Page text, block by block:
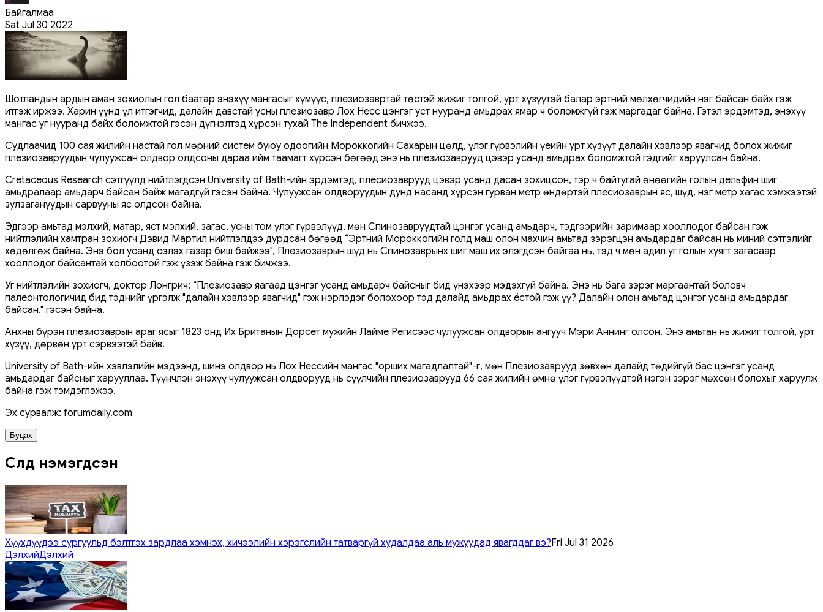
Байгалмаа
Sat Jul 30 2022
Шотландын ардын аман зохиолын гол баатар энэхүү мангасыг хүмүүс, плезиозавртай төстэй жижиг толгой, урт хүзүүтэй балар эртний мөлхөгчидийн нэг байсан байх гэж
итгэж иржээ. Харин үүнд үл итгэгчид, далайн давстай усны плезиозавр Лох Несс цэнгэг уст нууранд амьдрах ямар ч боломжгүй гэж маргадаг байна. Гэтэл эрдэмтэд, энэхүү
мангас уг нууранд байх боломжтой гэсэн дүгнэлтэд хүрсэн тухай The Independent бичжээ.
Судлаачид 100 сая жилийн настай гол мөрний систем буюу одоогийн Мороккогийн Сахарын цөлд, үлэг гүрвэлийн үеийн урт хүзүүт далайн хэвлээр явагчид болох жижиг
плезиозавруудын чулуужсан олдвор олдсоны дараа ийм таамагт хүрсэн бөгөөд энэ нь плезиозаврууд цэвэр усанд амьдрах боломжтой гэдгийг харуулсан байна.
Cretaceous Research сэтгүүлд нийтлэгдсэн University of Bath-ийн эрдэмтэд, плесиозаврууд цэвэр усанд дасан зохицсон, тэр ч байтугай өнөөгийн голын дельфин шиг
амьдралаар амьдарч байсан байж магадгүй гэсэн байна. Чулуужсан олдворуудын дунд насанд хүрсэн гурван метр өндөртэй плесиозаврын яс, шүд, нэг метр хагас хэмжээтэй
зулзагануудын сарвууны яс олдсон байна.
Эдгээр амьтад мэлхий, матар, яст мэлхий, загас, усны том үлэг гүрвэлүүд, мөн Спинозавруудтай цэнгэг усанд амьдарч, тэдгээрийн заримаар хооллодог байсан гэж
нийтлэлийн хамтран зохиогч Дэвид Мартил нийтлэлдээ дурдсан бөгөөд “Эртний Мороккогийн голд маш олон махчин амьтад зэрэгцэн амьдардаг байсан нь миний сэтгэлийг
хөдөлгөж байна. Энэ бол усанд сэлэх газар биш байжээ", Плезиозаврын шүд нь Спинозаврынх шиг маш их элэгдсэн байгаа нь, тэд ч мөн адил уг голын хуягт загасаар
хооллодог байсантай холбоотой гэж үзэж байна гэж бичжээ.
Уг нийтлэлийн зохиогч, доктор Лонгрич: “Плезиозавр яагаад цэнгэг усанд амьдарч байсныг бид үнэхээр мэдэхгүй байна. Энэ нь бага зэрэг маргаантай боловч
палеонтологичид бид тэднийг үргэлж "далайн хэвлээр явагчид" гэж нэрлэдэг болохоор тэд далайд амьдрах ёстой гэж үү? Далайн олон амьтад цэнгэг усанд амьдардаг
байсан." гэсэн байна.
Анхны бүрэн плезиозаврын араг ясыг 1823 онд Их Британын Дорсет мужийн Лайме Регисээс чулуужсан олдворын ангууч Мэри Аннинг олсон. Энэ амьтан нь жижиг толгой, урт
хүзүү, дөрвөн урт сэрвээтэй байв.
University of Bath-ийн хэвлэлийн мэдээнд, шинэ олдвор нь Лох Нессийн мангас "орших магадлалтай"-г, мөн Плезиозаврууд зөвхөн далайд төдийгүй бас цэнгэг усанд
амьдардаг байсныг харууллаа. Түүнчлэн энэхүү чулуужсан олдворууд нь сүүлчийн плезиозаврууд 66 сая жилийн өмнө үлэг гүрвэлүүдтэй нэгэн зэрэг мөхсөн болохыг харуулж
байна гэж тэмдэглэжээ.
Эх сурвалж: forumdaily.com
Буцах
Сүүлд нэмэгдсэн
Хүүхдүүдээ сургуульд бэлтгэх зардлаа хэмнэх, хичээлийн хэрэгслийн татваргүй худалдаа аль мужуудад явагддаг вэ?Fri Jul 31 2026
ДэлхийДэлхий